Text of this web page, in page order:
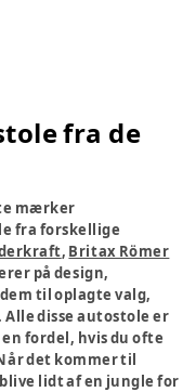
fra de
mærker
fra forskellige
, Britax Römer
på design,
til oplagte valg,
disse autostole er
fordel, hvis du ofte
det kommer til
lidt af en jungle for